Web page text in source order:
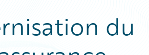
du